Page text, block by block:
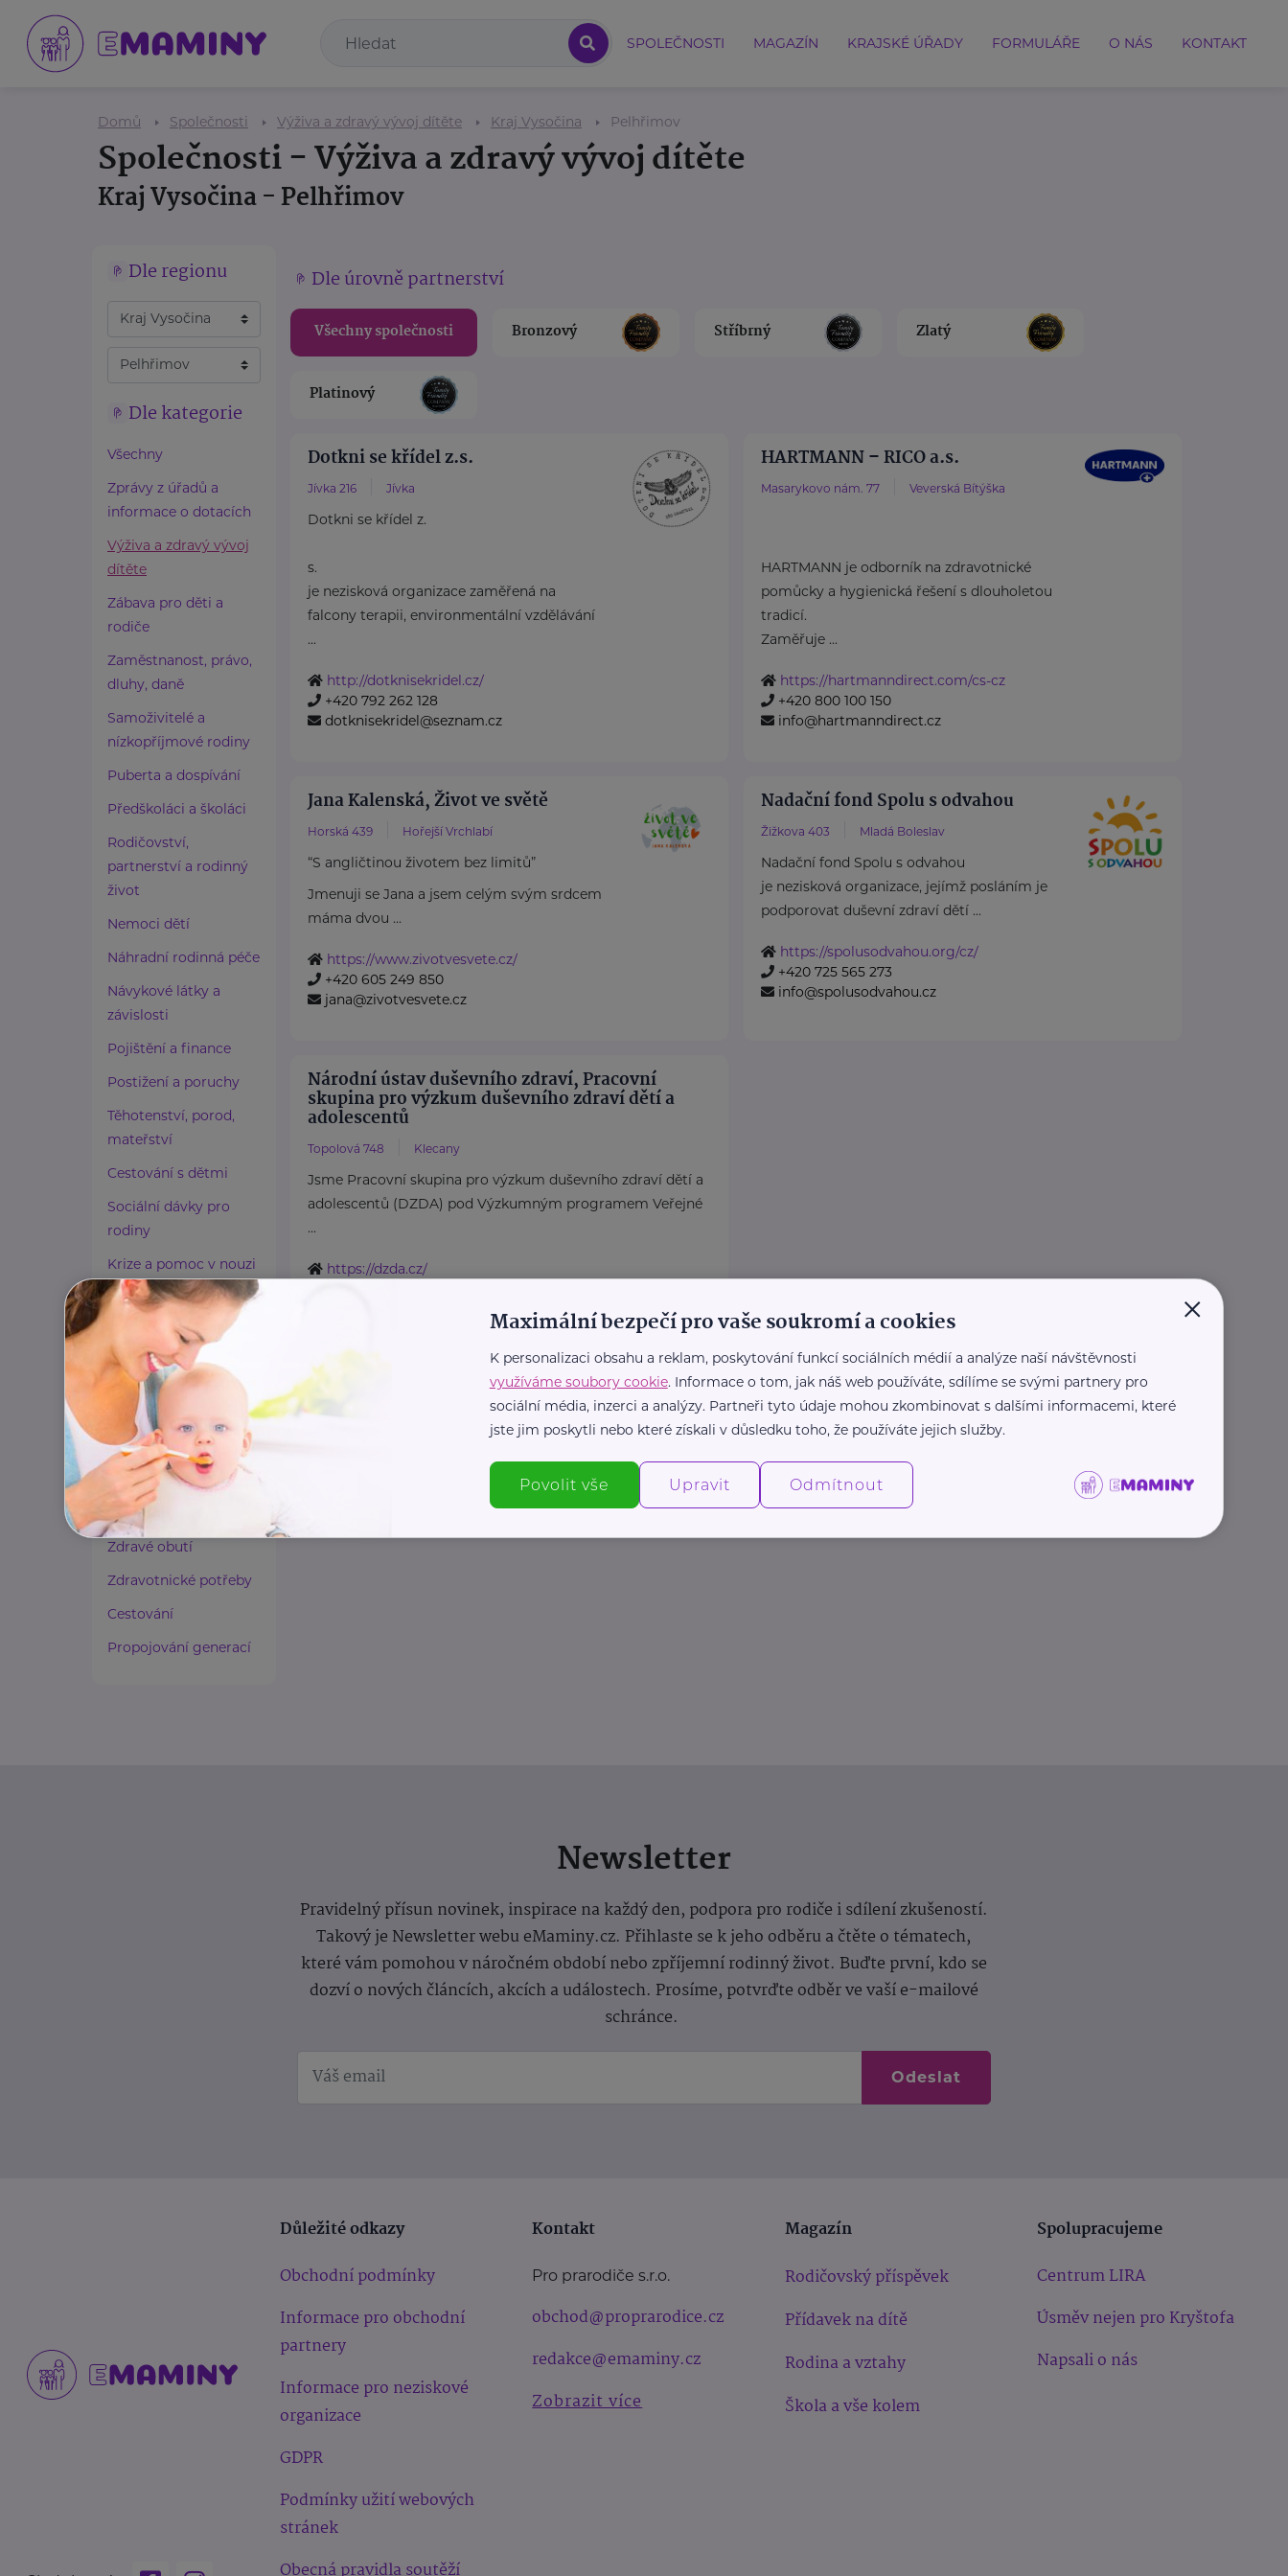
SPOLEČNOSTI MAGAZÍN KRAJSKÉ ÚŘADY FORMULÁŘE O NÁS KONTAKT
Domů Společnosti Výživa a zdravý vývoj dítěte Kraj Vysočina Pelhřimov
Společnosti - Výživa a zdravý vývoj dítěte
Kraj Vysočina - Pelhřimov
Dle regionu
Dle kategorie
Všechny
Zprávy z úřadů a
informace o dotacích
Výživa a zdravý vývoj
dítěte
Zábava pro děti a
rodiče
Zaměstnanost, právo,
dluhy, daně
Samoživitelé a
nízkopříjmové rodiny
Puberta a dospívání
Předškoláci a školáci
Rodičovství,
partnerství a rodinný
život
Nemoci dětí
Náhradní rodinná péče
Návykové látky a
závislosti
Pojištění a finance
Postižení a poruchy
Těhotenství, porod,
mateřství
Cestování s dětmi
Sociální dávky pro
rodiny
Krize a pomoc v nouzi
Paliativní péče
Rady a tipy
Harmonie duše a těla
Zaměstnávání osob ze
zdravotním
postižením
Lázeňství a wellness
Zdravé spaní a sezení
Zdravé obutí
Zdravotnické potřeby
Cestování
Propojování generací
Dle úrovně partnerství
Všechny společnosti Bronzový Stříbrný Zlatý
Platinový
Dotkni se křídel z.s.
Jívka 216 Jívka
Dotkni se křídel z.
s.
je nezisková organizace zaměřená na
falcony terapii, environmentální vzdělávání
...
http://dotknisekridel.cz/
+420 792 262 128
dotknisekridel@seznam.cz
HARTMANN – RICO a.s.
Masarykovo nám. 77 Veverská Bítýška
HARTMANN je odborník na zdravotnické
pomůcky a hygienická řešení s dlouholetou
tradicí.
Zaměřuje ...
https://hartmanndirect.com/cs-cz
+420 800 100 150
info@hartmanndirect.cz
Jana Kalenská, Život ve světě
Horská 439 Hořejší Vrchlabí
“S angličtinou životem bez limitů”
Jmenuji se Jana a jsem celým svým srdcem
máma dvou ...
https://www.zivotvesvete.cz/
+420 605 249 850
jana@zivotvesvete.cz
Nadační fond Spolu s odvahou
Žižkova 403 Mladá Boleslav
Nadační fond Spolu s odvahou
je nezisková organizace, jejímž posláním je
podporovat duševní zdraví dětí ...
https://spolusodvahou.org/cz/
+420 725 565 273
info@spolusodvahou.cz
Národní ústav duševního zdraví, Pracovní
skupina pro výzkum duševního zdraví dětí a
adolescentů
Topolová 748 Klecany
Jsme Pracovní skupina pro výzkum duševního zdraví dětí a
adolescentů (DZDA) pod Výzkumným programem Veřejné
...
https://dzda.cz/
Newsletter
Pravidelný přísun novinek, inspirace na každý den, podpora pro rodiče i sdílení zkušeností.
Takový je Newsletter webu eMaminy.cz. Přihlaste se k jeho odběru a čtěte o tématech,
které vám pomohou v náročném období nebo zpříjemní rodinný život. Buďte první, kdo se
dozví o nových článcích, akcích a událostech. Prosíme, potvrďte odběr ve vaší e-mailové
schránce.
Odeslat
Důležité odkazy
Obchodní podmínky
Informace pro obchodní
partnery
Informace pro neziskové
organizace
GDPR
Podmínky užití webových
stránek
Obecná pravidla soutěží
Kontakt
Pro prarodiče s.r.o.
obchod@proprarodice.cz
redakce@emaminy.cz
Zobrazit více
Magazín
Rodičovský příspěvek
Přídavek na dítě
Rodina a vztahy
Škola a vše kolem
Spolupracujeme
Centrum LIRA
Úsměv nejen pro Kryštofa
Napsali o nás
×
Maximální bezpečí pro vaše soukromí a cookies
K personalizaci obsahu a reklam, poskytování funkcí sociálních médií a analýze naší návštěvnosti
využíváme soubory cookie. Informace o tom, jak náš web používáte, sdílíme se svými partnery pro
sociální média, inzerci a analýzy. Partneři tyto údaje mohou zkombinovat s dalšími informacemi, které
jste jim poskytli nebo které získali v důsledku toho, že používáte jejich služby.
Povolit vše Upravit Odmítnout